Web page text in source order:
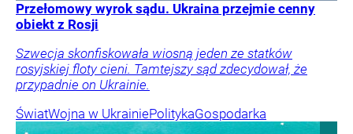
Przełomowy wyrok sądu. Ukraina przejmie cenny
obiekt z Rosji
Szwecja skonfiskowała wiosną jeden ze statków
rosyjskiej floty cieni. Tamtejszy sąd zdecydował, że
przypadnie on Ukrainie.
ŚwiatWojna w UkrainiePolitykaGospodarka